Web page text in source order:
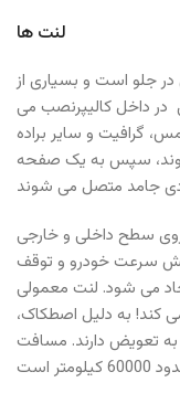
لنت ها
در جلو است و بسیاری از
در داخل کالیپرنصب می
گرافیت و سایر براده
سپس به یک صفحه
روی سطح داخلی و خارجی
سرعت خودرو و توقف
می شود. لنت معمولی
کار می کند! به دلیل اصطکاک،
به تعویض دارند. مسافت